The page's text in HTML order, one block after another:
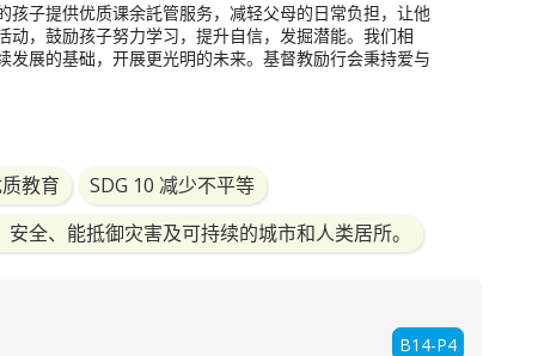
孩子提供优质课余託管服务，减轻父母的日常负担，让他
，鼓励孩子努力学习，提升自信，发掘潜能。我们相
展的基础，开展更光明的未来。基督教励行会秉持爱与
教育
SDG 10 减少不平等
全、能抵御灾害及可持续的城市和人类居所。
B14-P4